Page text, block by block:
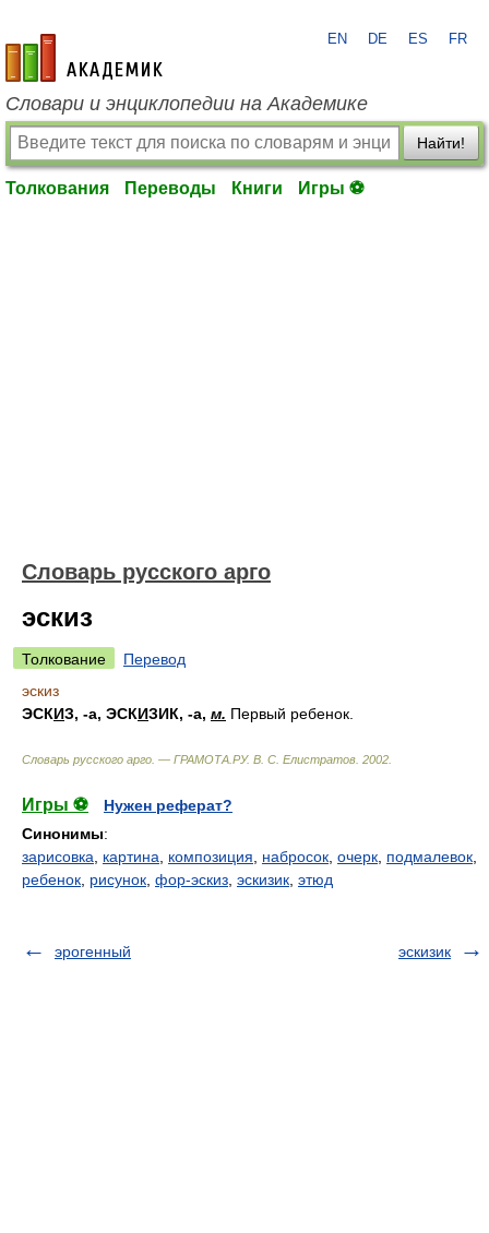
academic.ru
EN DE ES FR
Словари и энциклопедии на Академике
Найти!
Толкования Переводы Книги Игры ⚽
Словарь русского арго
эскиз
Толкование
Перевод
эскиз
ЭСКИЗ, -а, ЭСКИЗИК, -а, м. Первый ребенок.
Словарь русского арго. — ГРАМОТА.РУ. В. С. Елистратов 2002
Игры ⚽
Нужен реферат?
Синонимы:
зарисовка
картина композиция набросок очерк подмалевок
ребенок рисунок фор-эскиз эскизик этюд
эрогенный эскизик